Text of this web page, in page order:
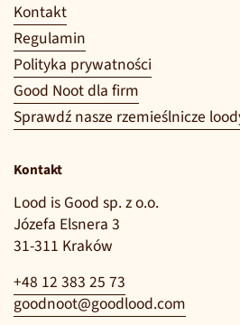
Kontakt
Regulamin
Polityka prywatności
Good Noot dla firm
Sprawdź nasze rzemieślnicze
Kontakt
Lood is Good sp. z o.o.
Józefa Elsnera 3
31-311 Kraków
+48 12 383 25 73
goodnoot@goodlood.com